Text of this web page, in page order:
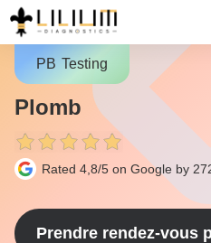
PB Testing
Plomb
Rated 4,8/5 on Google by
Prendre rendez-vous